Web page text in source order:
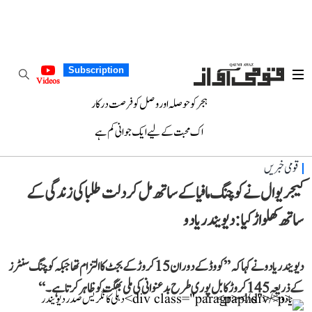
Subscription
Videos
ہجر کو حوصلہ اور وصل کو فرصت درکار
اک محبت کے لیے ایک جوانی کم ہے
قومی خبریں
کیجریوال نے کوچنگ مافیا کے ساتھ مل کر دلت طلبا کی زندگی کے
ساتھ کھلواڑ کیا: دیویندر یادو
دیویندر یادو نے کہا کہ ’’کووڈ کے دوران 15 کروڑ کے بجٹ کا التزام تھا جبکہ کوچنگ سنٹرز
کے ذریعہ 145 کروڑ کا بل پوری طرح بدعنوانی کی ملی بھگت کو ظاہر کرتا ہے۔‘‘